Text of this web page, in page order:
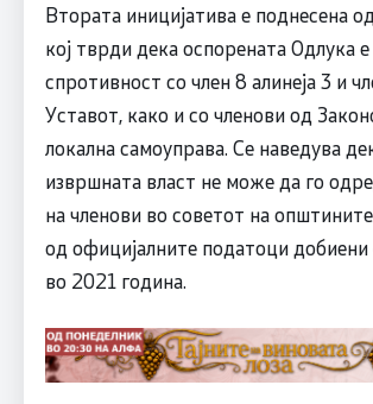
Втората иницијатива е поднесена
кој тврди дека оспорената Одлука
спротивност со член 8 алинеја 3 и
Уставот, како и со членови од
локална самоуправа. Се наведува
извршната власт не може да го
на членови во советот на
од официјалните податоци
во 2021 година.